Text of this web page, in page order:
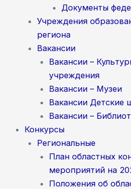
Документы
Учреждения
региона
Вакансии
Вакансии –
учреждения
Вакансии – Музеи
Вакансии Детские
Вакансии –
Конкурсы
Региональные
План областных
мероприятий на
Положения об